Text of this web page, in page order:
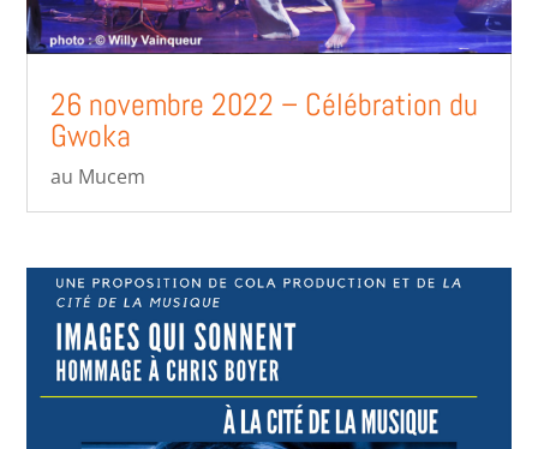
26 novembre 2022 – Célébration du
Gwoka
au Mucem